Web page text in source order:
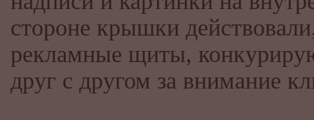
стороне крышки
рекламные щиты,
друг с другом за внимание